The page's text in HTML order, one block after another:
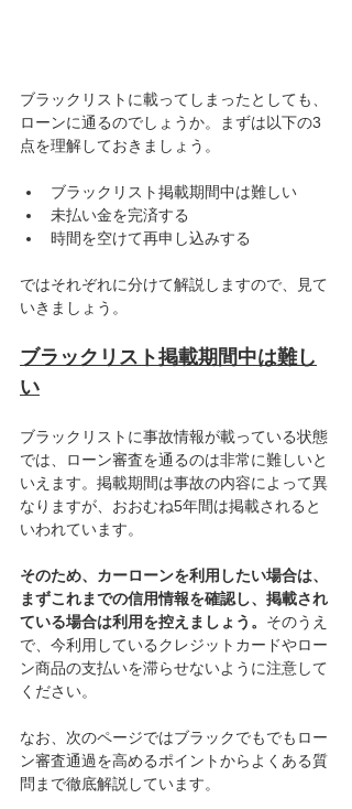
ブラックリストに載ってしまったとしても、
ローンに通るのでしょうか。まずは以下の3
点を理解しておきましょう。
ブラックリスト掲載期間中は難しい
未払い金を完済する
時間を空けて再申し込みする
ではそれぞれに分けて解説しますので、見て
いきましょう。
ブラックリスト掲載期間中は難し
い
ブラックリストに事故情報が載っている状態
では、ローン審査を通るのは非常に難しいと
いえます。掲載期間は事故の内容によって異
なりますが、おおむね5年間は掲載されると
いわれています。
そのため、カーローンを利用したい場合は、
まずこれまでの信用情報を確認し、掲載され
ている場合は利用を控えましょう。 そのうえ
で、今利用しているクレジットカードやロー
ン商品の支払いを滞らせないように注意して
ください。
なお、次のページではブラックでもでもロー
ン審査通過を高めるポイントからよくある質
問まで徹底解説しています。